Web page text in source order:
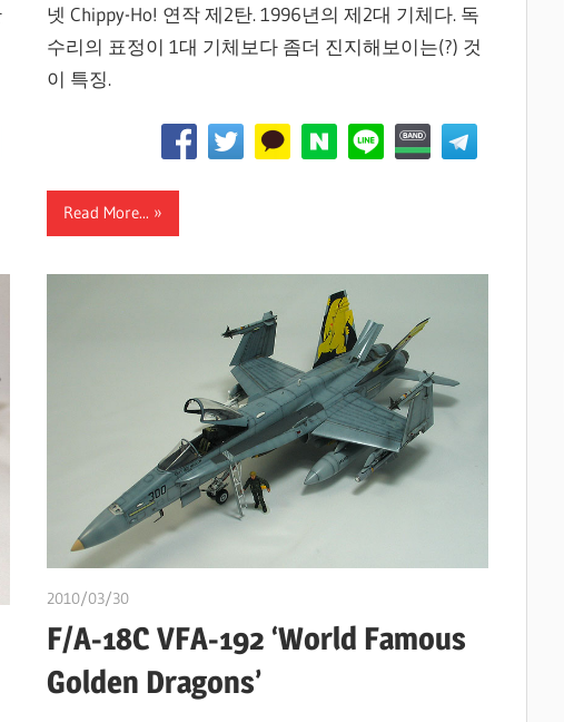
넷 Chippy-Ho! 연작 제2탄. 1996년의 제2대 기체다. 독
수리의 표정이 1대 기체보다 좀더 진지해보이는(?) 것
이 특징.
Read More...
2010/03/30쭝
F/A-18C VFA-192 ‘World Famous
Golden Dragons’